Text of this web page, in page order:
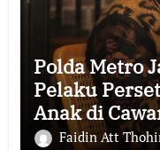
Polda Metro
Pelaku
Anak di
Apresiasi
Faidin Att